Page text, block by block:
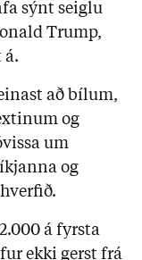
sýnt seiglu
Trump,
á.
að bílum,
og
um
og
á fyrsta
ekki gerst frá